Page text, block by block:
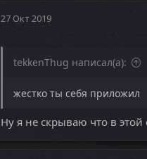
27 Окт 2019
tekkenThug написал(а):
жестко ты себя приложил
Ну я не скрываю что в этой